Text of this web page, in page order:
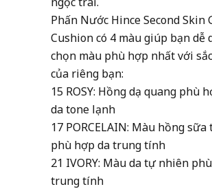
Phấn Nước Hince Second Skin
Cushion có 4 màu giúp bạn dễ
chọn màu phù hợp nhất với
của riêng bạn:
15 ROSY: Hồng dạ quang phù
da tone lạnh
17 PORCELAIN: Màu hồng
phù hợp da trung tính
21 IVORY: Màu da tự nhiên
trung tính